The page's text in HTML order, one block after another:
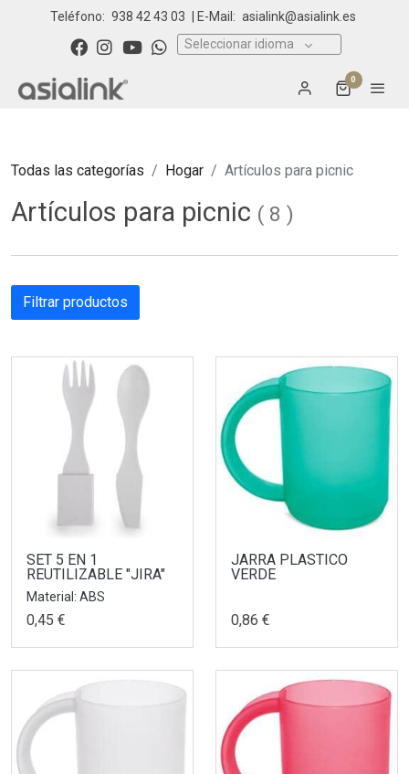
Teléfono: 938 42 43 03 | E-Mail: asialink@asialink.es
Seleccionar idioma
0
Todas las categorías Hogar Artículos para picnic
Artículos para picnic ( 8 )
Filtrar productos
SET 5 EN 1
REUTILIZABLE "JIRA"
Material: ABS
0,45 €
JARRA PLASTICO
VERDE
0,86 €